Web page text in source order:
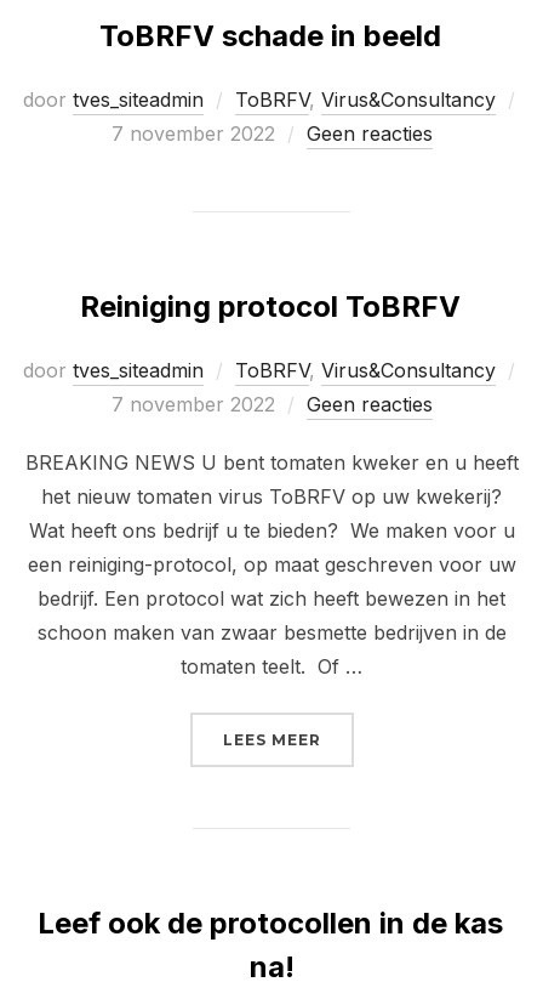
ToBRFV schade in beeld
door tves_siteadmin ToBRFV, Virus&Consultancy
Geplaatst
7 november 2022 Geen reacties
Reiniging protocol ToBRFV
door tves_siteadmin ToBRFV, Virus&Consultancy
Geplaatst
7 november 2022 Geen reacties
BREAKING NEWS U bent tomaten kweker en u heeft
het nieuw tomaten virus ToBRFV op uw kwekerij?
Wat heeft ons bedrijf u te bieden? We maken voor u
een reiniging-protocol, op maat geschreven voor uw
bedrijf. Een protocol wat zich heeft bewezen in het
schoon maken van zwaar besmette bedrijven in de
tomaten teelt. Of …
LEES MEER
Leef ook de protocollen in de kas
na!